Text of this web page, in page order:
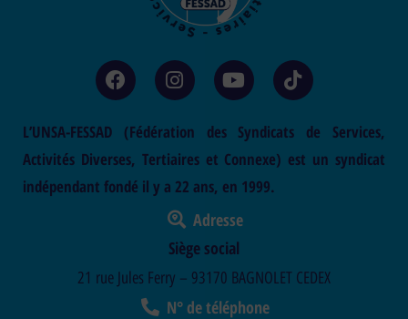
L’UNSA-FESSAD (Fédération des Syndicats de Services,
Activités Diverses, Tertiaires et Connexe) est un syndicat
indépendant fondé il y a 22 ans, en 1999.
Adresse
Siège social
21 rue Jules Ferry – 93170 BAGNOLET CEDEX
N° de téléphone